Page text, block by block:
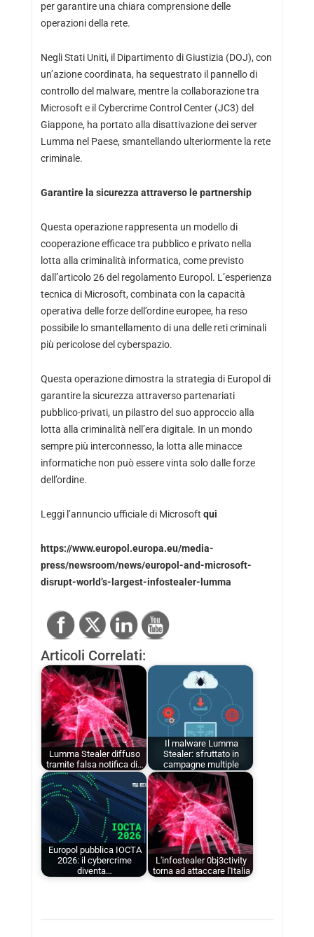
per garantire una chiara comprensione delle
operazioni della rete.
Negli Stati Uniti, il Dipartimento di Giustizia (DOJ), con
un’azione coordinata, ha sequestrato il pannello di
controllo del malware, mentre la collaborazione tra
Microsoft e il Cybercrime Control Center (JC3) del
Giappone, ha portato alla disattivazione dei server
Lumma nel Paese, smantellando ulteriormente la rete
criminale.
Garantire la sicurezza attraverso le partnership
Questa operazione rappresenta un modello di
cooperazione efficace tra pubblico e privato nella
lotta alla criminalità informatica, come previsto
dall’articolo 26 del regolamento Europol. L’esperienza
tecnica di Microsoft, combinata con la capacità
operativa delle forze dell’ordine europee, ha reso
possibile lo smantellamento di una delle reti criminali
più pericolose del cyberspazio.
Questa operazione dimostra la strategia di Europol di
garantire la sicurezza attraverso partenariati
pubblico-privati, un pilastro del suo approccio alla
lotta alla criminalità nell’era digitale. In un mondo
sempre più interconnesso, la lotta alle minacce
informatiche non può essere vinta solo dalle forze
dell’ordine.
Leggi l’annuncio ufficiale di Microsoft qui
https://www.europol.europa.eu/media-
press/newsroom/news/europol-and-microsoft-
disrupt-world’s-largest-infostealer-lumma
Articoli Correlati:
Lumma Stealer diffuso
tramite falsa notifica di…
Il malware Lumma
Stealer: sfruttato in
campagne multiple
Europol pubblica IOCTA
2026: il cybercrime
diventa…
L'infostealer 0bj3ctivity
torna ad attaccare l'Italia